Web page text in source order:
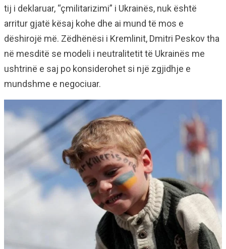
tij i deklaruar, “çmilitarizimi” i Ukrainës, nuk është
arritur gjatë kësaj kohe dhe ai mund të mos e
dëshirojë më. Zëdhënësi i Kremlinit, Dmitri Peskov tha
në mesditë se modeli i neutralitetit të Ukrainës me
ushtrinë e saj po konsiderohet si një zgjidhje e
mundshme e negociuar.